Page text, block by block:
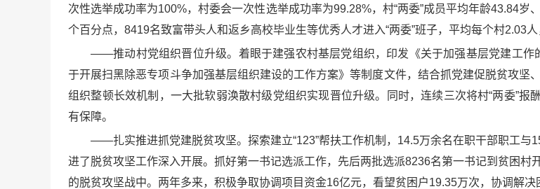
次性选举成功率为100%，村委会一次性选举成功率为99.28%，村“两委”成员平均年龄43.84
个百分点，8419名致富带头人和返乡高校毕业生等优秀人才进入“两委”班子，平均每个村2.03人
——推动村党组织晋位升级。着眼于建强农村基层党组织，印发《关于加强基层党建工作
于开展扫黑除恶专项斗争加强基层组织建设的工作方案》等制度文件，结合抓党建促脱贫攻坚
组织整顿长效机制，一大批软弱涣散村级党组织实现晋位升级。同时，连续三次将村“两委”
有保障。
——扎实推进抓党建脱贫攻坚。探索建立“123”帮扶工作机制，14.5万余名在职干部职工与
进了脱贫攻坚工作深入开展。抓好第一书记选派工作，先后两批选派8236名第一书记到贫困村
的脱贫攻坚战中。两年多来，积极争取协调项目资金16亿元，看望贫困户19.35万次，协调解决